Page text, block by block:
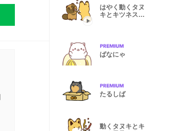
はやく動くタヌ
キとキツネスタ
ばなにゃ
たるしば
動くタヌキとキ